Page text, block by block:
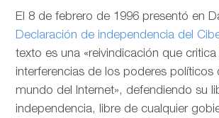
El 8 de febrero de 1996 presentó en
Declaración de independencia del
texto es una «reivindicación que critica
interferencias de los poderes políticos
mundo del Internet», defendiendo su
independencia, libre de cualquier